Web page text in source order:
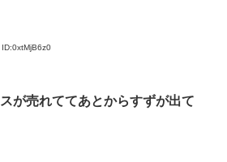
ID:0xtMjB6z0
が売れててあとからすずが出て